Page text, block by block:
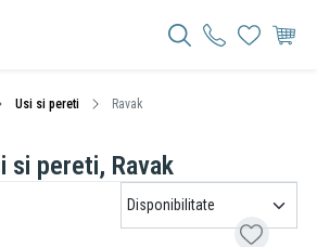
Usi si pereti Ravak
si pereti, Ravak